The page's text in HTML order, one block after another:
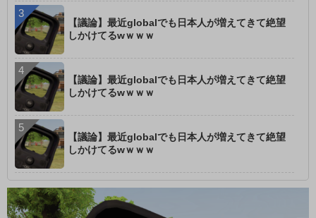
【議論】最近globalでも日本人が増えてきて絶望
しかけてるwｗｗｗ
【議論】最近globalでも日本人が増えてきて絶望
しかけてるwｗｗｗ
【議論】最近globalでも日本人が増えてきて絶望
しかけてるwｗｗｗ